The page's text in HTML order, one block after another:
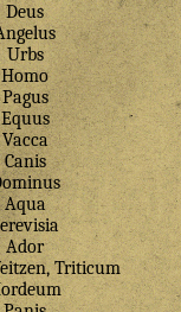
Deus
Urbs
Homo
Pagus
Equus
Vacca
Canis
Aqua
Ador
Triticum